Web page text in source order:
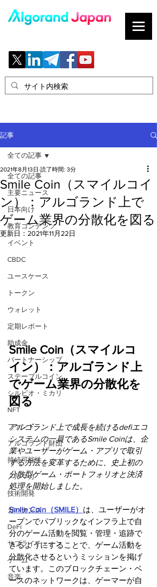
記事
全ての記事
主要ニュース
日本向け
教育コンテンツ
イベント
CBDC
ユースケース
トークン
ウォレット
定期レポート
助成金
パートナーシップ
ステーブルコイン
シルビオ・ミカリ
NFT
ファンド
アルゴランド財団
持続可能性
メルマガ
技術開発
ガバナンス
DeFi
サプライチェーン
ゲーム
音楽
全ての記事
Smile Coin（スマイルコイ
ン）：アルゴランド上で
ゲーム業界の分散化を図る
2021年8月13日 読了時間: 3分
更新日： 2021年11月22日
Smile Coin（スマイルコ
イン）：アルゴランド上
でゲーム業界の分散化を
図る
アルゴランド上で成長を続けるdefiエコ
システムの一員であるSmile Coinは、企
業やユーザーがゲーム・アプリで取引
する方法を変革するために、史上初の
分散型ゲーム・ポートフォリオと決済
処理を開始しました。
Smile Coin（SMILE） は、ユーザーがオ
ープンでパブリックなインフラ上で自
分のゲーム活動を閲覧・管理・追跡で
きるようにすることで、ゲーム活動を
分散化させるというミッションを掲げ
ています。このブロックチェーン・ベ
ースのネットワークは、ゲーマーが自